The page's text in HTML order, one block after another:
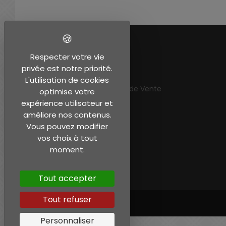
EN SAVOIR PLUS
Mentions légales
Conditions Générales de Vente
Mon compte
Respecter votre vie
privée est notre priorité.
L'utilisation de cookies
optimise votre
expérience utilisateur et
améliore nos contenus.
Vous pouvez modifier
vos choix à tout
moment.
Tout accepter
Tout refuser
Personnaliser